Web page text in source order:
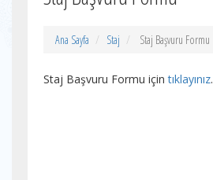
Ana Sayfa Staj Staj Başvuru Formu
Staj Başvuru Formu içintıklayınız.